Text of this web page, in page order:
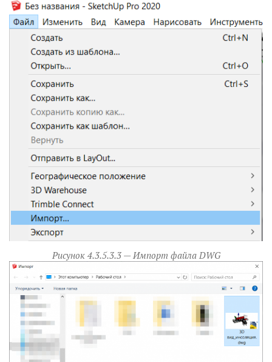
Рисунок 4.3.5.3.3 — Импорт файла DWG